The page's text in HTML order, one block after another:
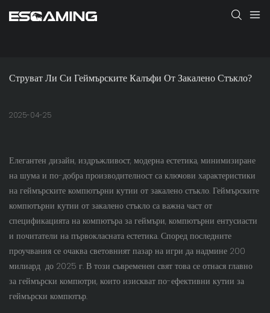
Струват Ли Си Геймърските Калъфи От Закалено Стъкло?
2025-04-25
Елегантен дизайн, издръжливост, модерна естетика, минимизиране
на шума и по-добра производителност са ключови характеристики
на геймърските компютърни кутии от закалено стъкло. Геймърските
компютърни кутии от закалено стъкло са важна част от
спецификацията на компютъра за геймъри, компютърни ентусиасти
и почитатели на първокласната естетика. Според последните
проучвания се очаква световният пазар на игри да надмине 200
милиард до 2025 г. В този съвременен свят това се отнася главно
за геймърски компютри, които изискват по-ефективни кутии за
геймърски компютър.